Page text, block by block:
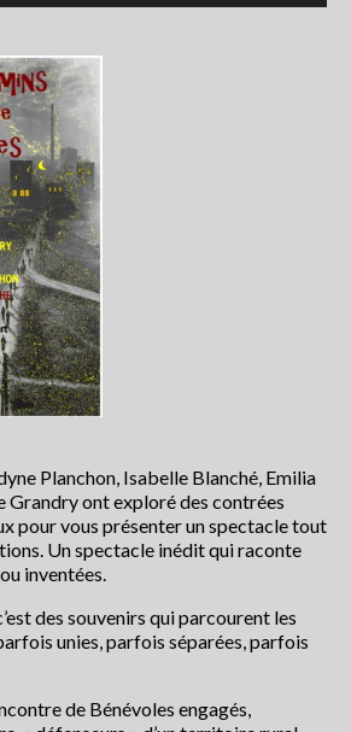
Abracadaconte
du festival off 2021
parle du Festival
République 8 juillet 2018
République du 4 juillet
PRESSE 5 juillet 2018
du 5 juillet 2018
du collectif
Conte en fête
Planchon, Isabelle Blanché, Emilia
Grandry ont exploré des contrées
pour vous présenter un spectacle tout
Un spectacle inédit qui raconte
inventées.
des souvenirs qui parcourent les
unies, parfois séparées, parfois
de Bénévoles engagés,